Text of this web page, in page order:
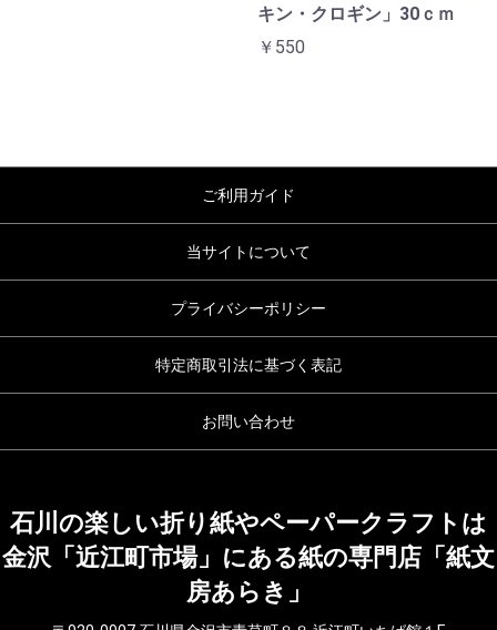
キン・クロギン」30ｃｍ
￥550
ご利用ガイド
当サイトについて
プライバシーポリシー
特定商取引法に基づく表記
お問い合わせ
石川の楽しい折り紙やペーパークラフトは
金沢「近江町市場」にある紙の専門店「紙文
房あらき」